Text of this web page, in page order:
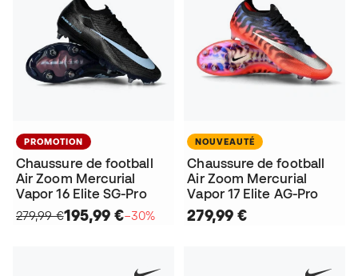
PROMOTION
Chaussure de football
Air Zoom Mercurial
Vapor 16 Elite SG-Pro
279,99 €195,99 €−30%
NOUVEAUTÉ
Chaussure de football
Air Zoom Mercurial
Vapor 17 Elite AG-Pro
279,99 €